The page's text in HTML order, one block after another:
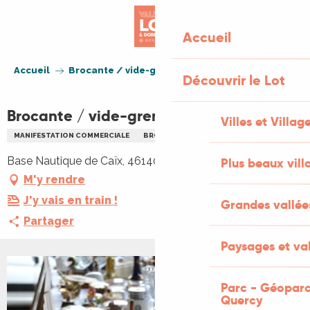
Accueil
Découvrir le Lot
Villes et
Plus beaux
Grandes
Paysages et
Parc -
Quercy
Accueil Brocante / vide-greniers à Caïx
Brocante / vide-greniers à Caïx
MANIFESTATION COMMERCIALE BROCANTE
Base Nautique de Caïx, 46140 Luzech
M'y rendre
J'y vais en train !
Partager